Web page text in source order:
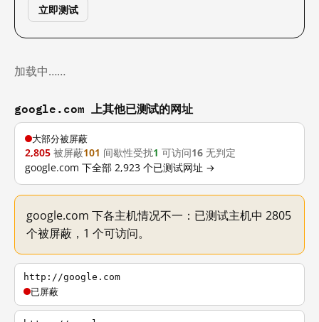
立即测试
加载中……
google.com 上其他已测试的网址
大部分被屏蔽
2,805 被屏蔽101 间歇性受扰1 可访问16 无判定
google.com 下全部 2,923 个已测试网址 →
google.com 下各主机情况不一：已测试主机中 2805
个被屏蔽，1 个可访问。
http://google.com
已屏蔽